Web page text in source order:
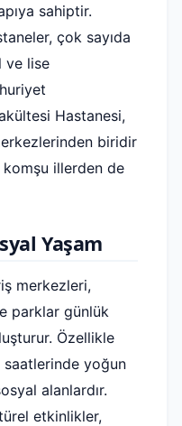
sahiptir.
çok sayıda
ve lise
Hastanesi,
biridir
illerden de
Yaşam
merkezleri,
parklar günlük
Özellikle
saatlerinde yoğun
alanlardır.
etkinlikler,